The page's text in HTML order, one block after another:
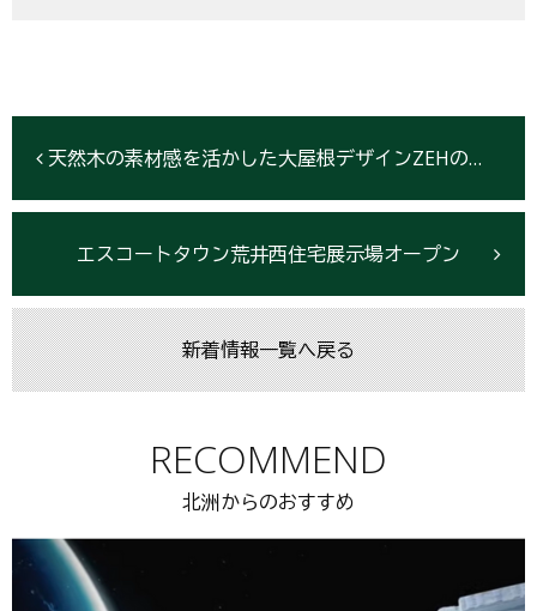
天然木の素材感を活かした大屋根デザインZEHの新展示場が3月12日に宇都宮でオープン
エスコートタウン荒井西住宅展示場オープン
新着情報一覧へ戻る
RECOMMEND
北洲からのおすすめ